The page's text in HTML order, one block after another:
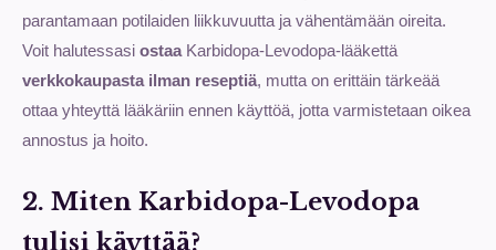
parantamaan potilaiden liikkuvuutta ja vähentämään oireita.
Voit halutessasi ostaa Karbidopa-Levodopa-lääkettä
verkkokaupasta ilman reseptiä, mutta on erittäin tärkeää
ottaa yhteyttä lääkäriin ennen käyttöä, jotta varmistetaan oikea
annostus ja hoito.
2. Miten Karbidopa-Levodopa
tulisi käyttää?